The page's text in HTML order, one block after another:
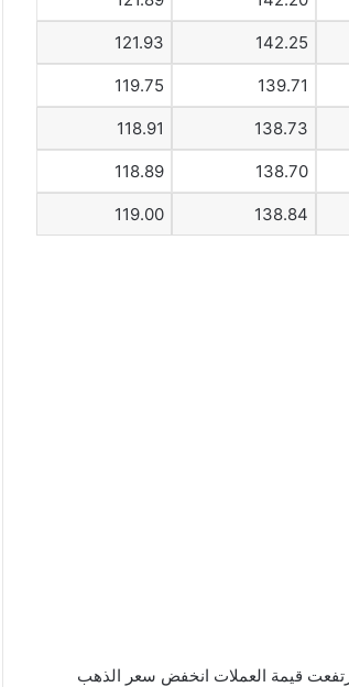
142.25
121.93
139.71
119.75
138.73
118.91
138.70
118.89
138.84
119.00
قيمة العملات انخفض سعر الذهب